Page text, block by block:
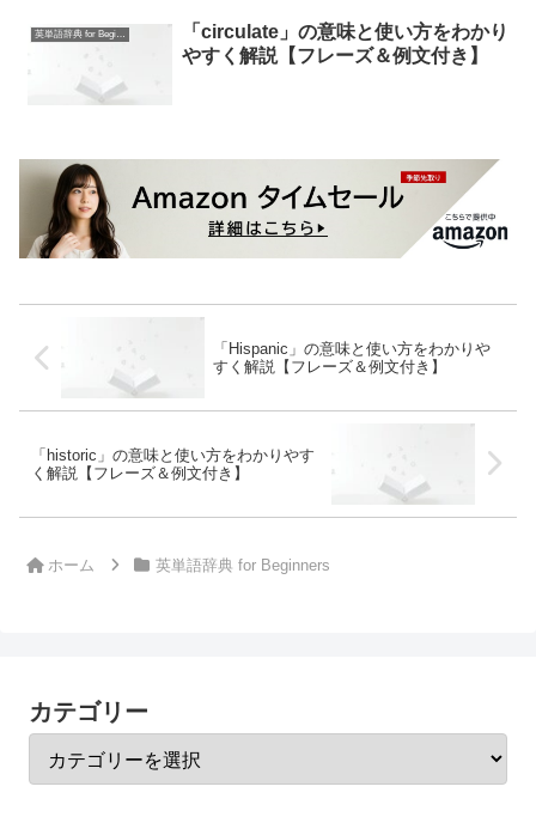
英単語辞典 for Beginners
「circulate」の意味と使い方をわかり
やすく解説【フレーズ＆例文付き】
「Hispanic」の意味と使い方をわかりや
すく解説【フレーズ＆例文付き】
「historic」の意味と使い方をわかりやす
く解説【フレーズ＆例文付き】
ホーム 英単語辞典 for Beginners
カテゴリー